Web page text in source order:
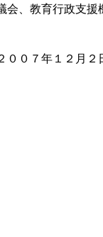
会、教育行政支
００７年１２月